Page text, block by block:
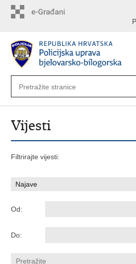
Vijesti
Filtrirajte vijesti:
Od:
Do: